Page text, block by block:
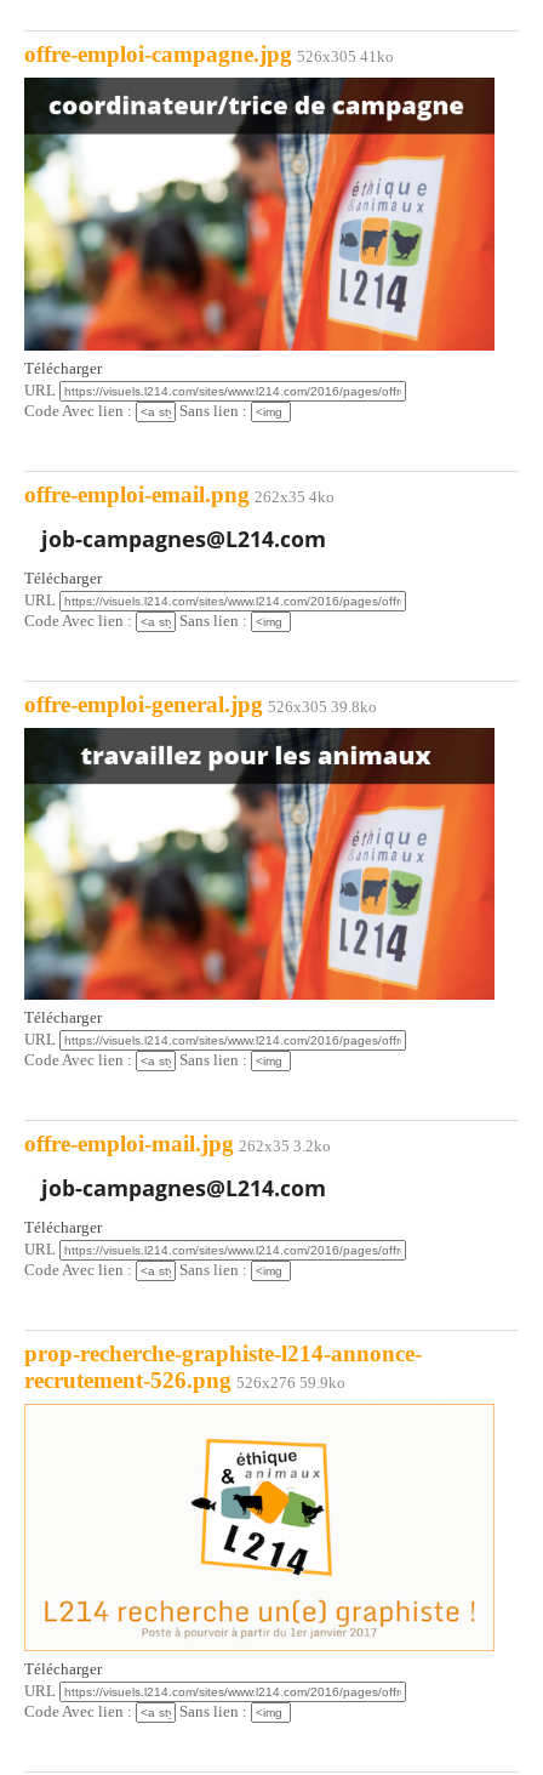
offre-emploi-campagne.jpg 526x305 41ko
Télécharger
URL
Code Avec lien :
Sans lien :
offre-emploi-email.png 262x35 4ko
Télécharger
URL
Code Avec lien :
Sans lien :
offre-emploi-general.jpg 526x305 39.8ko
Télécharger
URL
Code Avec lien :
Sans lien :
offre-emploi-mail.jpg 262x35 3.2ko
Télécharger
URL
Code Avec lien :
Sans lien :
prop-recherche-graphiste-l214-annonce-
recrutement-526.png 526x276 59.9ko
Télécharger
URL
Code Avec lien :
Sans lien :